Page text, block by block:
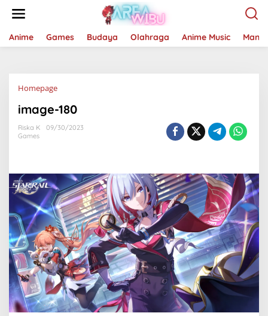
Anime Games Budaya Olahraga Anime Music
HomepageLampiran
image-180
Riska K
09/30/2023
Games